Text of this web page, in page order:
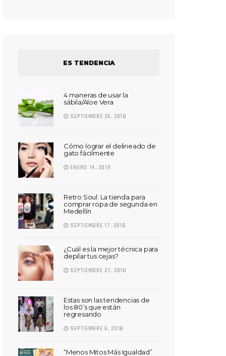
ES TENDENCIA
4 maneras de usar la
sábila/Aloe Vera
SEPTIEMBRE 26, 2018
Cómo lograr el delineado de
gato fácilmente
ENERO 14, 2019
Retro Soul: La tienda para
comprar ropa de segunda en
Medellín
SEPTIEMBRE 17, 2018
¿Cuál es la mejor técnica para
depilar tus cejas?
SEPTIEMBRE 27, 2018
Estas son las tendencias de
los 80’s que están
regresando
SEPTIEMBRE 6, 2018
“Menos Mitos Más Igualdad”